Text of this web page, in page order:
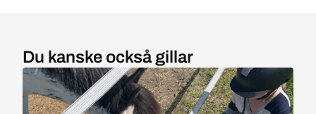
Du kanske också gillar